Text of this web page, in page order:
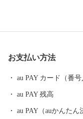
の地」として有名です
大切に、是非、碧南市
お支払い方法
au PAY カード（番号
au PAY 残高
au PAY（auかんた